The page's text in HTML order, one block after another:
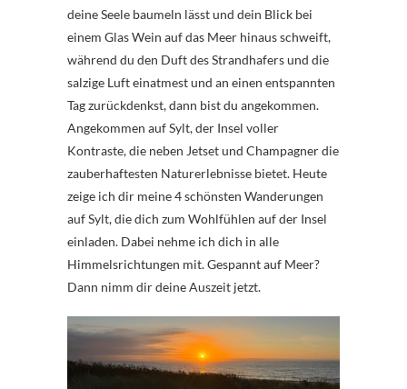
deine Seele baumeln lässt und dein Blick bei
einem Glas Wein auf das Meer hinaus schweift,
während du den Duft des Strandhafers und die
salzige Luft einatmest und an einen entspannten
Tag zurückdenkst, dann bist du angekommen.
Angekommen auf Sylt, der Insel voller
Kontraste, die neben Jetset und Champagner die
zauberhaftesten Naturerlebnisse bietet. Heute
zeige ich dir meine 4 schönsten Wanderungen
auf Sylt, die dich zum Wohlfühlen auf der Insel
einladen. Dabei nehme ich dich in alle
Himmelsrichtungen mit. Gespannt auf Meer?
Dann nimm dir deine Auszeit jetzt.